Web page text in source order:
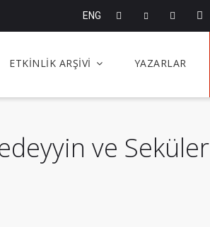
ENG
ETKİNLİK ARŞİVİ YAZARLAR
ve Seküler